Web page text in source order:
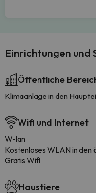
Einrichtungen und
Öffentliche
Klimaanlage in den
Wifi und Internet
W-lan
Kostenloses WLAN in den
Gratis Wifi
Haustiere